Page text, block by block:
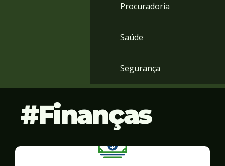
Procuradoria
Saúde
Segurança
Finanças